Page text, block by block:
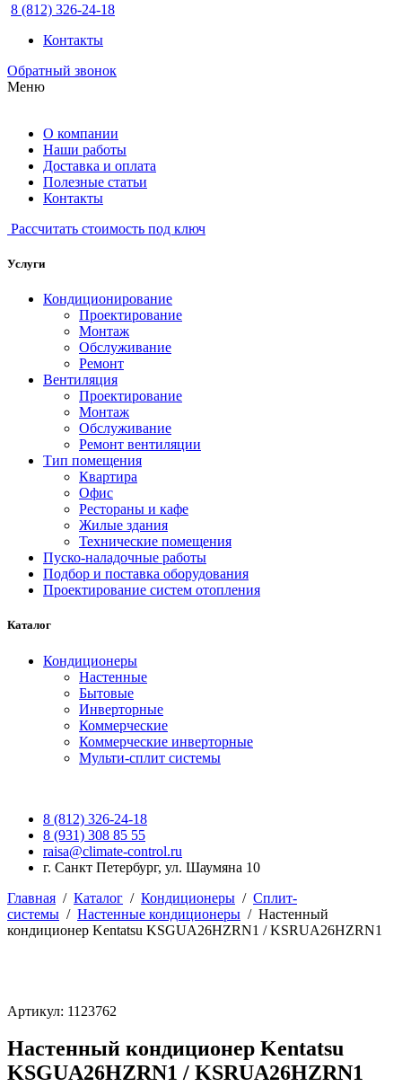
8 (812) 326-24-18
Контакты
Обратный звонок
Меню
О компании
Наши работы
Доставка и оплата
Полезные статьи
Контакты
Рассчитать стоимость под ключ
Услуги
Кондиционирование
Проектирование
Монтаж
Обслуживание
Ремонт
Вентиляция
Проектирование
Монтаж
Обслуживание
Ремонт вентиляции
Тип помещения
Квартира
Офис
Рестораны и кафе
Жилые здания
Технические помещения
Пуско-наладочные работы
Подбор и поставка оборудования
Проектирование систем отопления
Каталог
Кондиционеры
Настенные
Бытовые
Инверторные
Коммерческие
Коммерческие инверторные
Мульти-сплит системы
8 (812) 326-24-18
8 (931) 308 85 55
raisa@climate-control.ru
г. Санкт Петербург, ул. Шаумяна 10
Главная / Каталог / Кондиционеры / Сплит-
системы / Настенные кондиционеры / Настенный
кондиционер Kentatsu KSGUA26HZRN1 / KSRUA26HZRN1
Артикул: 1123762
Настенный кондиционер Kentatsu
KSGUA26HZRN1 / KSRUA26HZRN1